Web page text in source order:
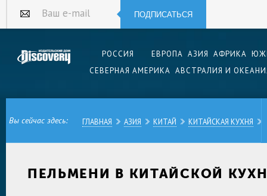
Ваш e-mail ПОДПИСАТЬСЯ
РОССИЯ ЕВРОПА АЗИЯ АФРИКА
СЕВЕРНАЯ АМЕРИКА АВСТРАЛИЯ И
Вы сейчас здесь: ГЛАВНАЯ АЗИЯ КИТАЙ КИТАЙСКАЯ КУХНЯ
ПЕЛЬМЕНИ В КИТАЙСКОЙ